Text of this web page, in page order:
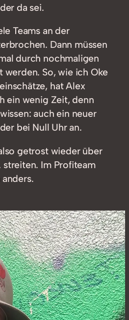
da sei.
Teams an der
Dann müssen
durch nochmaligen
werden. So, wie ich Oke
hat Alex
ein wenig Zeit, denn
auch ein neuer
bei Null Uhr an.
getrost wieder über
streiten. Im Profiteam